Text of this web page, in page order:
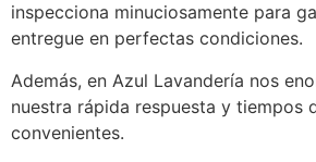
inspecciona minuciosamente para
entregue en perfectas condiciones.
Además, en Azul Lavandería nos
nuestra rápida respuesta y tiempos
convenientes.